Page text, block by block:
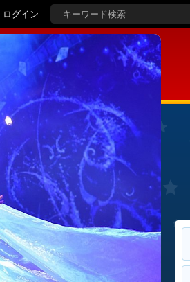
ログイン